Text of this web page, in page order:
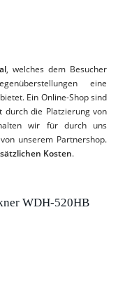
, welches dem Besucher
eine
Ein Online-Shop sind
durch die Platzierung von
wir für durch uns
unserem Partnershop.
Kosten.
WDH-520HB